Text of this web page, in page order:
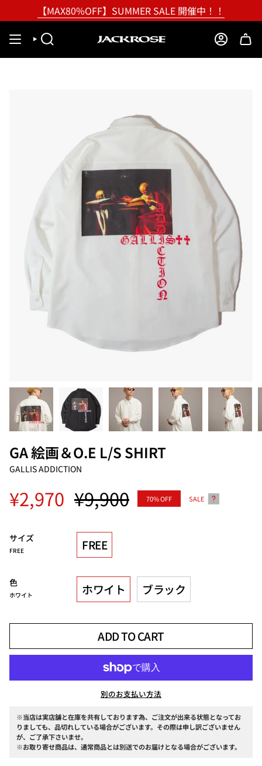
【MAX80%OFF】SUMMER SALE 開催中！！
SEARCH ACCOUNT
GA 絵画＆O.E L/S SHIRT
GALLIS ADDICTION
¥2,970 Regular
¥9,900 70%OFF SALE
サイズ
FREE FREE
色
ホワイト ホワイト ブラック
ADD TO CART
別のお支払い方法
※当店は実店舗と在庫を共有しております為、ご注文が出来る状態となってお
りましても、品切れしている場合がございます。その際は申し訳ございません
が、ご了承下さいませ。
※お取り寄せ商品は、通常商品とは別送でのお届けとなる場合がございます。